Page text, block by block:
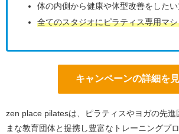
体の内側から健康や体型改善をしたい
全てのスタジオにピラティス専用マ
キャンペーンの詳細を
zen place pilatesは、ピラティスやヨガの先
まな教育団体と提携し豊富なトレーニングプ